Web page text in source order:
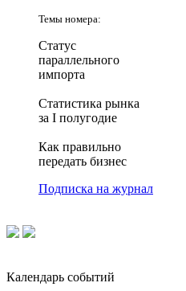
Темы номера:
Статус
параллельного
импорта
Статистика рынка
за I полугодие
Как правильно
передать бизнес
Подписка на журнал
Календарь событий